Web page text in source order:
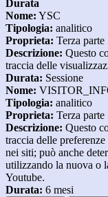
Durata
Nome: YSC
Tipologia: analitico
Proprieta: Terza parte
Descrizione: Questo
traccia delle
Durata: Sessione
Nome:
Tipologia: analitico
Proprieta: Terza parte
Descrizione: Questo
traccia delle
nei siti; può anche
utilizzando la nuova o
Youtube.
Durata: 6 mesi